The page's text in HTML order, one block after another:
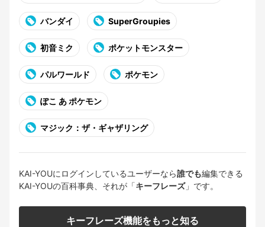
バンダイ SuperGroupies
初音ミク ポケットモンスター
パルワールド ポケモン
ぽこ あ ポケモン
マジック：ザ・ギャザリング
KAI-YOUにログインしているユーザーなら誰でも編集できる
KAI-YOUの百科事典、それが「キーフレーズ」です。
キーフレーズ機能をもっと知る